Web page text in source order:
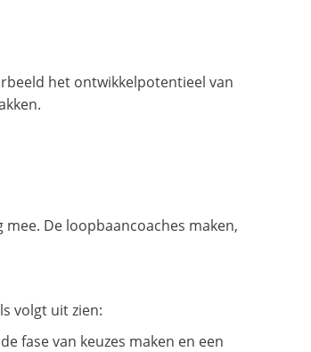
het ontwikkelpotentieel van
De loopbaancoaches maken,
volgt uit zien:
fase van keuzes maken en een